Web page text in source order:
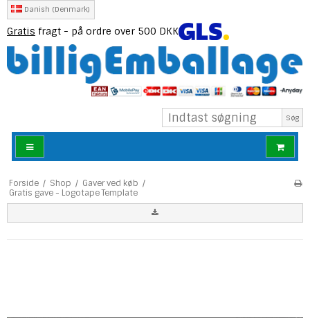
Danish (Denmark)
Gratis fragt - på ordre over 500 DKK
Søg
Forside / Shop / Gaver ved køb /
Gratis gave - Logotape Template